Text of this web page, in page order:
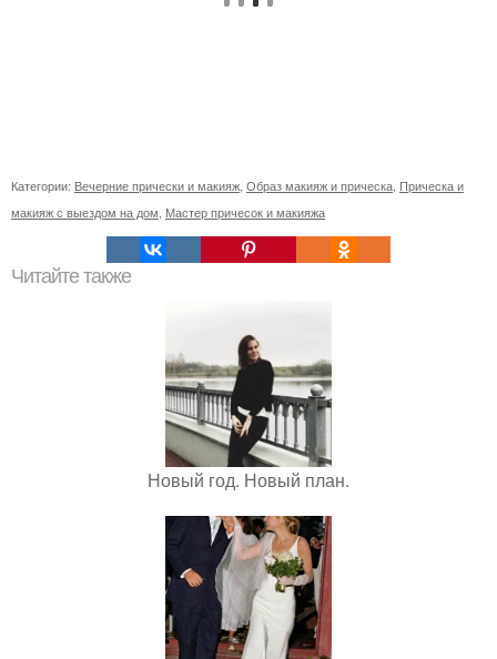
Категории: Вечерние прически и макияж, Образ макияж и прическа, Прическа и
макияж с выездом на дом, Мастер причесок и макияжа
Читайте также
Новый год. Новый план.